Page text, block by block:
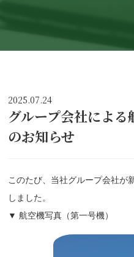
2025.07.24
グループ会社によ
のお知らせ
このたび、当社グループ会社が
しました。
▼ 航空機写真（第一号機）